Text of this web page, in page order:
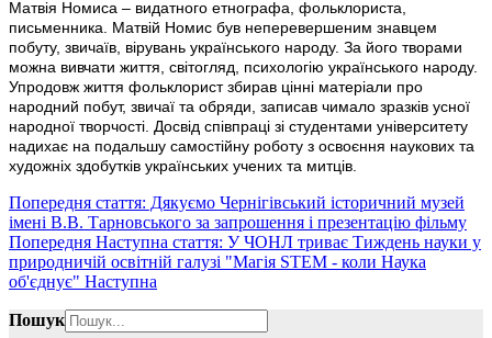
Матвія Номиса – видатного етнографа, фольклориста,
письменника. Матвій Номис був неперевершеним знавцем
побуту, звичаїв, вірувань українського народу. За його творами
можна вивчати життя, світогляд, психологію українського народу.
Упродовж життя фольклорист збирав цінні матеріали про
народний побут, звичаї та обряди, записав чимало зразків усної
народної творчості. Досвід співпраці зі студентами університету
надихає на подальшу самостійну роботу з освоєння наукових та
художніх здобутків українських учених та митців.
Попередня стаття: Дякуємо Чернігівський історичний музей
імені В.В. Тарновського за запрошення і презентацію фільму
Попередня Наступна стаття: У ЧОНЛ триває Тиждень науки у
природничій освітній галузі "Магія STEM - коли Наука
об'єднує" Наступна
Пошук